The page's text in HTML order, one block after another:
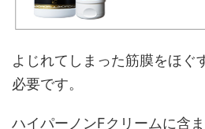
よじれてしまった筋膜をほぐ
必要です。
ハイパーノンFクリームに含